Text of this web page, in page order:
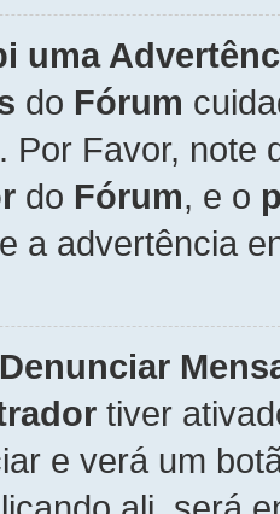
uma
do Fórum
Por Favor, note
do Fórum, e o
a advertência
tiver
e verá um